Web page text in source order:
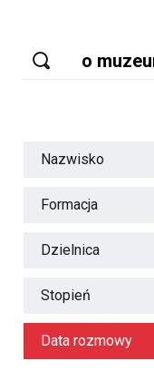
Nazwisko
Formacja
Dzielnica
Stopień
Data rozmowy